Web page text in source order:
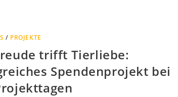
/ PROJEKTE
trifft Tierliebe:
Spendenprojekt bei